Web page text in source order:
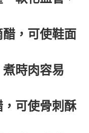
，可使鞋面
時肉容易
可使骨刺酥